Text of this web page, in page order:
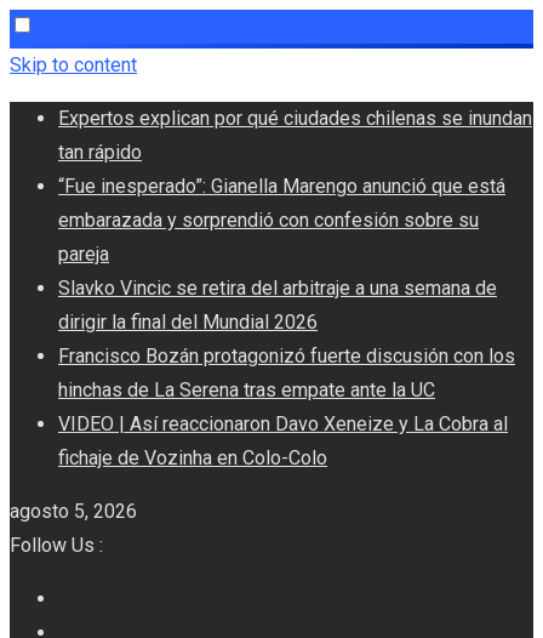
Skip to content
Expertos explican por qué ciudades chilenas se inundan
tan rápido
“Fue inesperado”: Gianella Marengo anunció que está
embarazada y sorprendió con confesión sobre su
pareja
Slavko Vincic se retira del arbitraje a una semana de
dirigir la final del Mundial 2026
Francisco Bozán protagonizó fuerte discusión con los
hinchas de La Serena tras empate ante la UC
VIDEO | Así reaccionaron Davo Xeneize y La Cobra al
fichaje de Vozinha en Colo-Colo
agosto 5, 2026
Follow Us :